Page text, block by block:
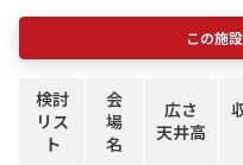
この施
検討
リス
ト
会
場
名
広さ
天井高